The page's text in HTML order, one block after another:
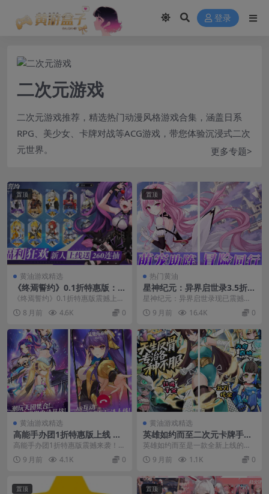
登录
二次元游戏
二次元游戏推荐，精选热门动漫风格游戏合集，涵盖日系
RPG、美少女、卡牌对战等ACG游戏，带您体验沉浸式二次
元世界。
更多专题>
置顶
黄油游戏精选
《终焉誓约》0.1折特惠版：双
平台二次元卡牌手游重磅来袭
《终焉誓约》0.1折特惠版震撼上
线！这款融合策略对战与卡牌养成
的二次元手游现已开...
8 月前 4.6K 0
置顶
热门黄油
星神纪元：异界启世录3.5折特
惠版 二次元开放世界RPG手游
星神纪元：异界启世录现已震撼推
出3.5折永久特惠版本，这是一款真
正的次世代二次元...
9 月前 16.4K 0
黄油游戏精选
高能手办团1折特惠版上线 正
版动漫IP收藏策略手游 安卓iO
S同步
高能手办团1折特惠版震撼来袭！8
月7日全新版本正式开放，带来前所
未有的收藏体验。...
9 月前 4.1K 0
黄油游戏精选
英雄如约而至二次元卡牌手游
公测开启 0.05折领5万代金券
安卓iOS双端同步
英雄如约而至是一款全新上线的二
次元卡牌策略手游，8月7日正式开
启全平台公测！游戏...
9 月前 1.1K 0
置顶 置顶